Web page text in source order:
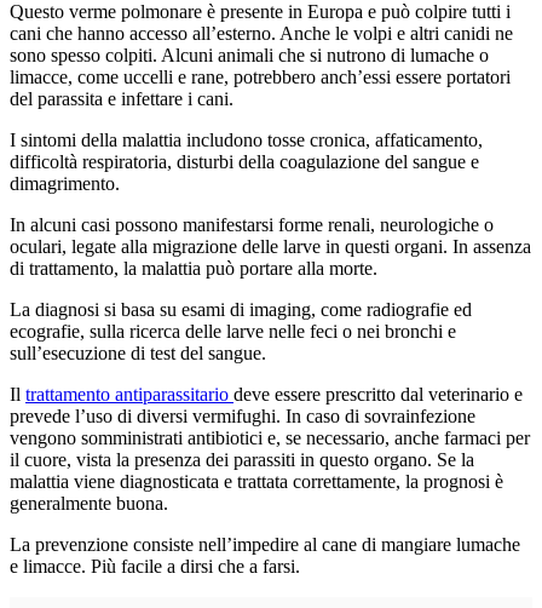
Questo verme polmonare è presente in Europa e può colpire tutti i
cani che hanno accesso all’esterno. Anche le volpi e altri canidi ne
sono spesso colpiti. Alcuni animali che si nutrono di lumache o
limacce, come uccelli e rane, potrebbero anch’essi essere portatori
del parassita e infettare i cani.
I sintomi della malattia includono tosse cronica, affaticamento,
difficoltà respiratoria, disturbi della coagulazione del sangue e
dimagrimento.
In alcuni casi possono manifestarsi forme renali, neurologiche o
oculari, legate alla migrazione delle larve in questi organi. In assenza
di trattamento, la malattia può portare alla morte.
La diagnosi si basa su esami di imaging, come radiografie ed
ecografie, sulla ricerca delle larve nelle feci o nei bronchi e
sull’esecuzione di test del sangue.
Il trattamento antiparassitario deve essere prescritto dal veterinario e
prevede l’uso di diversi vermifughi. In caso di sovrainfezione
vengono somministrati antibiotici e, se necessario, anche farmaci per
il cuore, vista la presenza dei parassiti in questo organo. Se la
malattia viene diagnosticata e trattata correttamente, la prognosi è
generalmente buona.
La prevenzione consiste nell’impedire al cane di mangiare lumache
e limacce. Più facile a dirsi che a farsi.